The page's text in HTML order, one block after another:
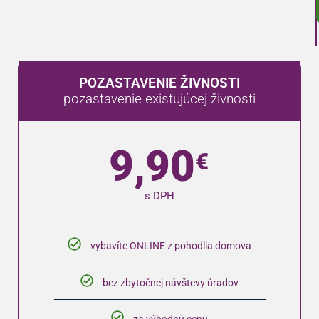
POZASTAVENIE ŽIVNOSTI
pozastavenie existujúcej živnosti
9,90€
s DPH
vybavíte ONLINE z pohodlia domova
bez zbytočnej návštevy úradov